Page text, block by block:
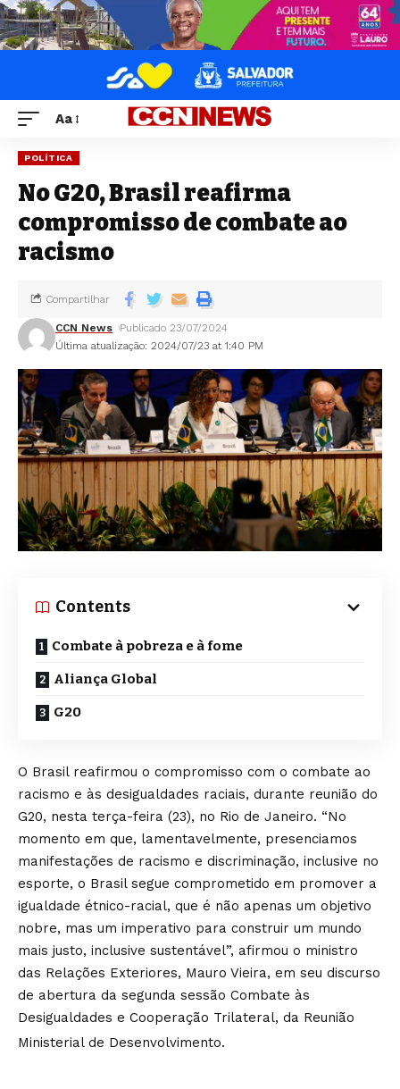
Aa
POLÍTICA
No G20, Brasil reafirma
compromisso de combate ao
racismo
Última atualização: 2024/07/23 at 1:40 PM
CCN News Publicado 23/07/2024
Compartilhar
Contents
Combate à pobreza e à fome
Aliança Global
G20
O Brasil reafirmou o compromisso com o combate ao
racismo e às desigualdades raciais, durante reunião do
G20, nesta terça-feira (23), no Rio de Janeiro. “No
momento em que, lamentavelmente, presenciamos
manifestações de racismo e discriminação, inclusive no
esporte, o Brasil segue comprometido em promover a
igualdade étnico-racial, que é não apenas um objetivo
nobre, mas um imperativo para construir um mundo
mais justo, inclusive sustentável”, afirmou o ministro
das Relações Exteriores, Mauro Vieira, em seu discurso
de abertura da segunda sessão Combate às
Desigualdades e Cooperação Trilateral, da Reunião
Ministerial de Desenvolvimento.